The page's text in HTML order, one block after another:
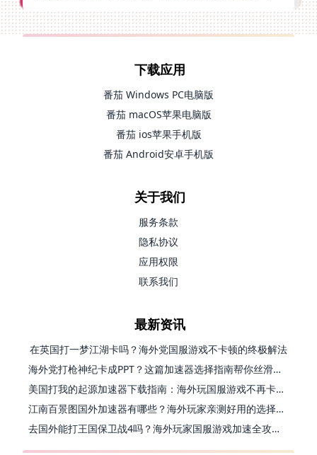
下载应用
番茄 Windows PC电脑版
番茄 macOS苹果电脑版
番茄 ios苹果手机版
番茄 Android安卓手机版
关于我们
服务条款
隐私协议
应用权限
联系我们
最新资讯
在英国打一梦江湖卡吗？海外党国服游戏不卡顿的终极解法
海外党打枪神纪卡成PPT？这篇加速器选择指南帮你丝滑上分
美国打我的起源加速器下载指南：海外玩国服游戏不再卡的终极方案
江南百景图国外加速器有哪些？海外玩家亲测好用的选择与避坑指南
去国外能打王国保卫战4吗？海外玩家国服游戏加速全攻略（附公主连结幻想江湖实测）